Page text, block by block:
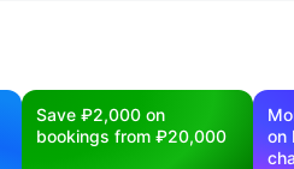
Save ₽2,000 on
bookings from ₽20,000
on